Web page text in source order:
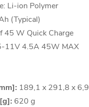
Li-ion Polymer
(Typical)
45 W Quick Charge
11V 4.5A 45W MAX
189,1 x 291,8 x 6,9
620 g